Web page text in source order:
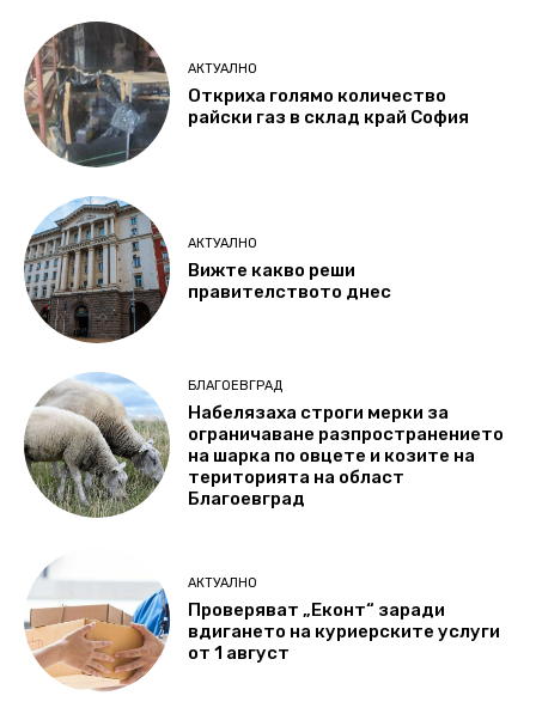
АКТУАЛНО
Откриха голямо количество
райски газ в склад край София
АКТУАЛНО
Вижте какво реши
правителството днес
БЛАГОЕВГРАД
Набелязаха строги мерки за
ограничаване разпространението
на шарка по овцете и козите на
територията на област
Благоевград
АКТУАЛНО
Проверяват „Еконт“ заради
вдигането на куриерските услуги
от 1 август